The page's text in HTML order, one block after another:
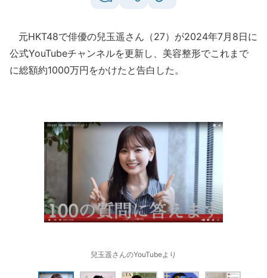
元HKT48で俳優の兒玉遥さん（27）が2024年7月8日に
公式YouTubeチャンネルを更新し、美容整形でこれまで
に総額約1000万円をかけたと告白した。
兒玉遥さんのYouTubeより